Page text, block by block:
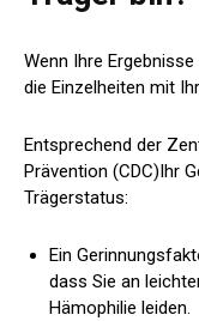
Wenn Ihre
die Einzelheiten mit
Entsprechend der
Prävention (CDC)Ihr
Trägerstatus:
Ein
dass Sie an
Hämophilie leiden.